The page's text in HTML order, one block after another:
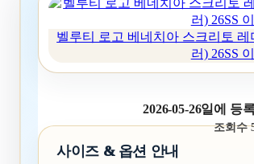
벨루티 로고 베네치아 스크리토 레
러) 26SS
2026-05-26일에 등
조회수
사이즈 & 옵션 안내